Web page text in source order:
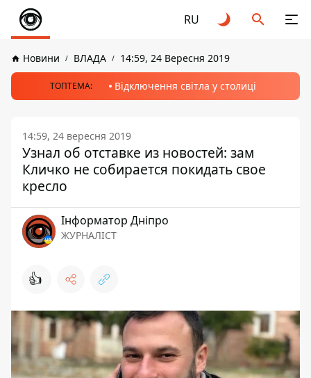
RU
Новини ВЛАДА 14:59, 24 Вересня 2019
ТОПТЕМА: Відключення світла у столиці
14:59, 24 вересня 2019
Узнал об отставке из новостей: зам
Кличко не собирается покидать свое
кресло
Інформатор Дніпро
ЖУРНАЛІСТ
👍